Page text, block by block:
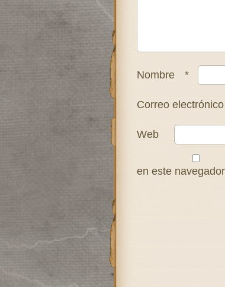
Nombre *
Correo electrónico
Web
en este